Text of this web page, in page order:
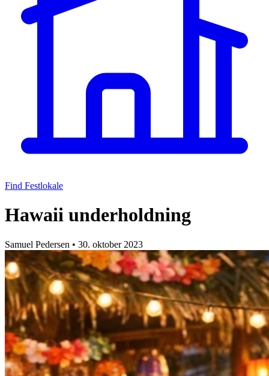
Find Festlokale
Hawaii underholdning
Samuel Pedersen • 30. oktober 2023